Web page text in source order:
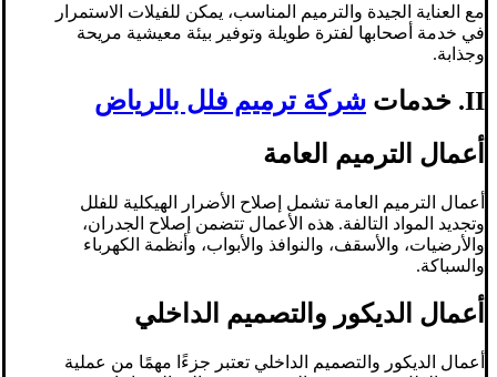
مع العناية الجيدة والترميم المناسب، يمكن للفيلات الاستمرار
في خدمة أصحابها لفترة طويلة وتوفير بيئة معيشية مريحة
وجذابة.
II. خدمات
شركة ترميم فلل بالرياض
أعمال الترميم العامة
أعمال الترميم العامة تشمل إصلاح الأضرار الهيكلية للفلل
وتجديد المواد التالفة. هذه الأعمال تتضمن إصلاح الجدران،
والأرضيات، والأسقف، والنوافذ والأبواب، وأنظمة الكهرباء
والسباكة.
أعمال الديكور والتصميم الداخلي
أعمال الديكور والتصميم الداخلي تعتبر جزءًا مهمًا من عملية